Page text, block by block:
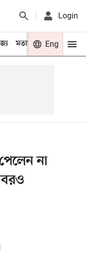
Login
মতামত খেলা
Eng
না